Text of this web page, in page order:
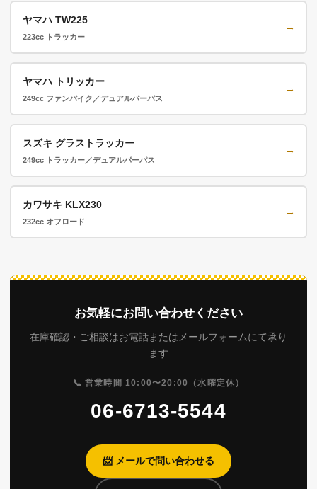
ヤマハ TW225
223cc トラッカー
→
ヤマハ トリッカー
249cc ファンバイク／デュアルパーパス
→
スズキ グラストラッカー
249cc トラッカー／デュアルパーパス
→
カワサキ KLX230
232cc オフロード
→
お気軽にお問い合わせください
在庫確認・ご相談はお電話またはメールフォームにて承り
ます
📞 営業時間 10:00〜20:00（水曜定休）
06-6713-5544
📨 メールで問い合わせる